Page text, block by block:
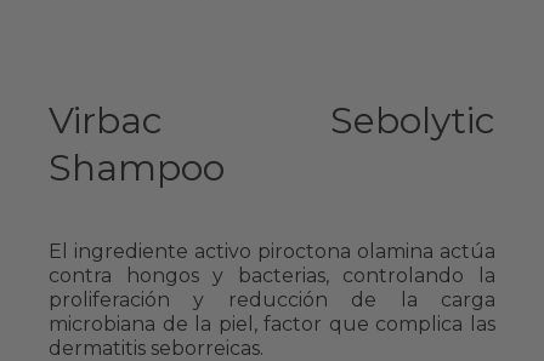
Virbac Sebolytic
Shampoo
El ingrediente activo piroctona olamina actúa
contra hongos y bacterias, controlando la
proliferación y reducción de la carga
microbiana de la piel, factor que complica las
dermatitis seborreicas.